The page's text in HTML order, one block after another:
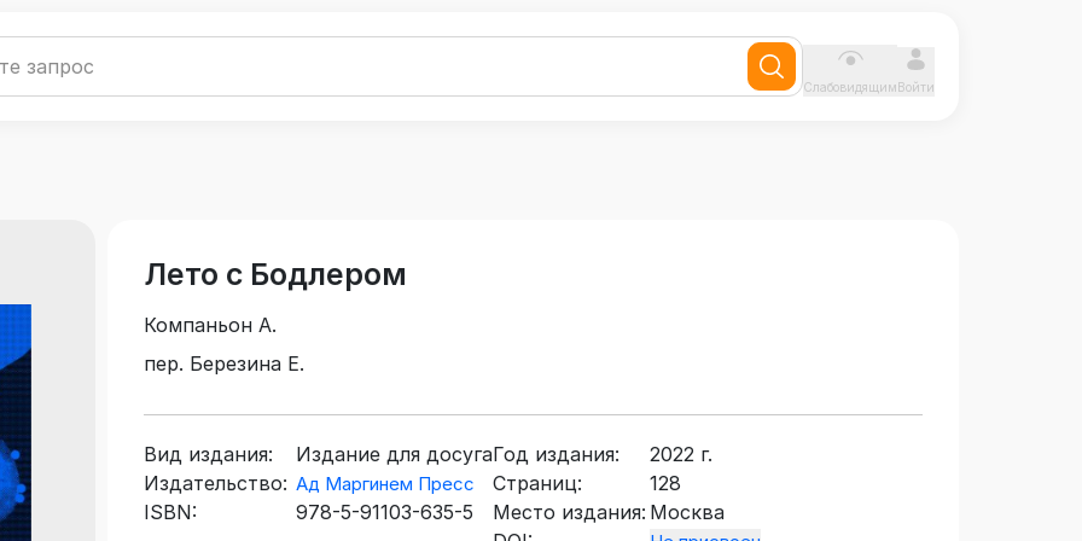
СлабовидящимВойти
Лето с Бодлером
Компаньон А.
пер. Березина Е.
Вид издания:
Издание для досуга
Издательство: Ад Маргинем Пресс
ISBN: 978-5-91103-635-5
Год издания:
2022 г.
Страниц:
128
Место издания: Москва